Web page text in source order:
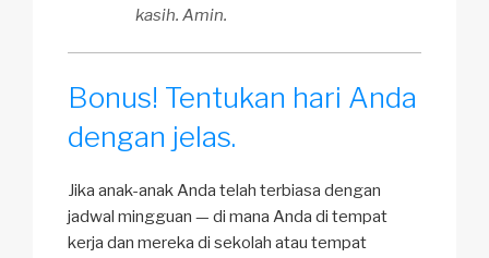
kasih. Amin.
Bonus! Tentukan hari Anda
dengan jelas.
Jika anak-anak Anda telah terbiasa dengan
jadwal mingguan — di mana Anda di tempat
kerja dan mereka di sekolah atau tempat